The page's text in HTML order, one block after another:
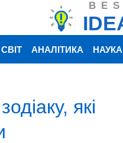
СВІТ АНАЛІТИКА НАУКА
які